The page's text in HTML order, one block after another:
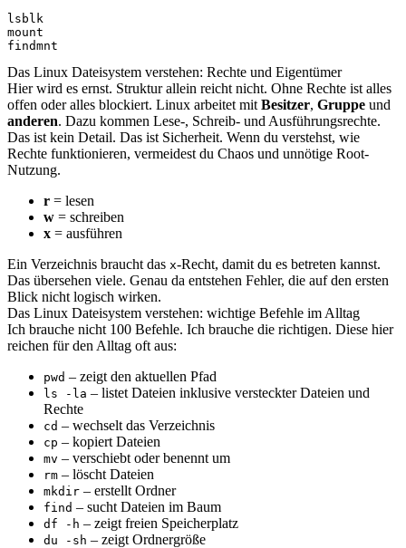
lsblk
mount
findmnt
Das Linux Dateisystem verstehen: Rechte und Eigentümer
Hier wird es ernst. Struktur allein reicht nicht. Ohne Rechte ist alles
offen oder alles blockiert. Linux arbeitet mit Besitzer, Gruppe und
anderen. Dazu kommen Lese-, Schreib- und Ausführungsrechte.
Das ist kein Detail. Das ist Sicherheit. Wenn du verstehst, wie
Rechte funktionieren, vermeidest du Chaos und unnötige Root-
Nutzung.
r = lesen
w = schreiben
x = ausführen
Ein Verzeichnis braucht das x-Recht, damit du es betreten kannst.
Das übersehen viele. Genau da entstehen Fehler, die auf den ersten
Blick nicht logisch wirken.
Das Linux Dateisystem verstehen: wichtige Befehle im Alltag
Ich brauche nicht 100 Befehle. Ich brauche die richtigen. Diese hier
reichen für den Alltag oft aus:
pwd – zeigt den aktuellen Pfad
ls -la – listet Dateien inklusive versteckter Dateien und
Rechte
cd – wechselt das Verzeichnis
cp – kopiert Dateien
mv – verschiebt oder benennt um
rm – löscht Dateien
mkdir – erstellt Ordner
find – sucht Dateien im Baum
df -h – zeigt freien Speicherplatz
du -sh – zeigt Ordnergröße